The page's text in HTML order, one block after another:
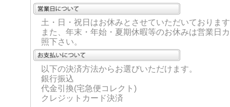
土・日・祝日はお休みとさせていただいておりま
また、年末・年始・夏期休暇等のお休みは営業日
照下さい。
以下の決済方法からお選びいただけます。
銀行振込
代金引換(宅急便コレクト)
クレジットカード決済